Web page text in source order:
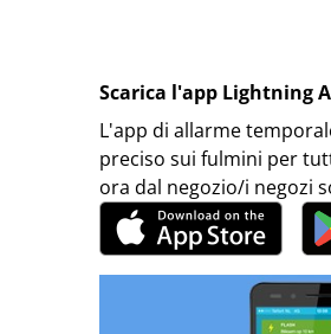
Scarica l'app Lightning
L'app di allarme
preciso sui fulmini per
ora dal negozio/i negozi